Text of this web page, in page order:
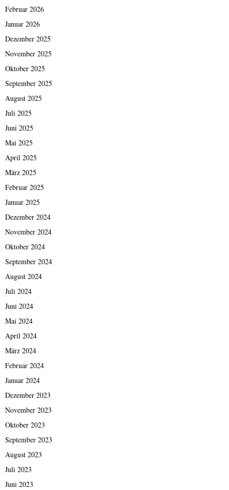
Februar 2026
Januar 2026
Dezember 2025
November 2025
Oktober 2025
September 2025
August 2025
Juli 2025
Juni 2025
Mai 2025
April 2025
März 2025
Februar 2025
Januar 2025
Dezember 2024
November 2024
Oktober 2024
September 2024
August 2024
Juli 2024
Juni 2024
Mai 2024
April 2024
März 2024
Februar 2024
Januar 2024
Dezember 2023
November 2023
Oktober 2023
September 2023
August 2023
Juli 2023
Juni 2023